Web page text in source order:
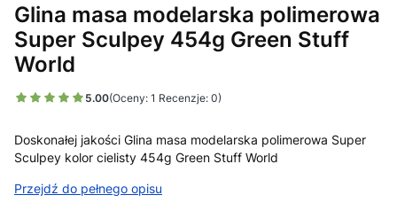
Glina masa modelarska polimerowa
Super Sculpey 454g Green Stuff
World
5.00(Oceny: 1 Recenzje: 0)
Doskonałej jakości Glina masa modelarska polimerowa Super
Sculpey kolor cielisty 454g Green Stuff World
Przejdź do pełnego opisu